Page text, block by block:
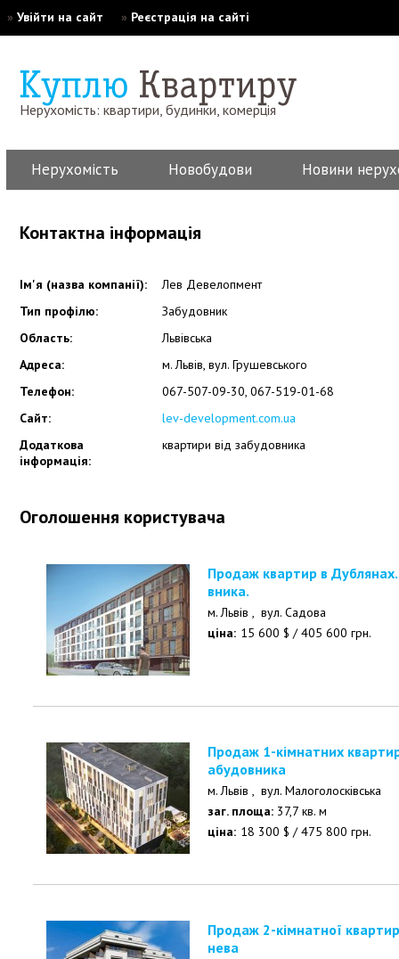
» Увійти на сайт » Реєстрація на сайті
Нерухомість: квартири, будинки, комерція
Нерухомість Новобудови Новини
Контактна інформація
Ім'я (назва компанії):
Лев Девелопмент
Тип профілю:
Забудовник
Область:
Львівська
Адреса:
м. Львів, вул. Грушевського
Телефон:
067-507-09-30, 067-519-01-68
Сайт:
lev-development.com.ua
Додаткова
інформація:
квартири від забудовника
Оголошення користувача
Продаж квартир в Дублянах. Новобудова. Від забудо
вника.
м. Львів , вул. Садова
ціна: 15 600 $ /405 600 грн.
Продаж 1-кімнатних квартир в ЖК Обрій, Львів - від з
абудовника
м. Львів , вул. Малоголосківська
заг. площа: 37,7 кв. м
ціна: 18 300 $ /475 800 грн.
Продаж 2-кімнатної квартири на Шевченка в ЖК Же
нева